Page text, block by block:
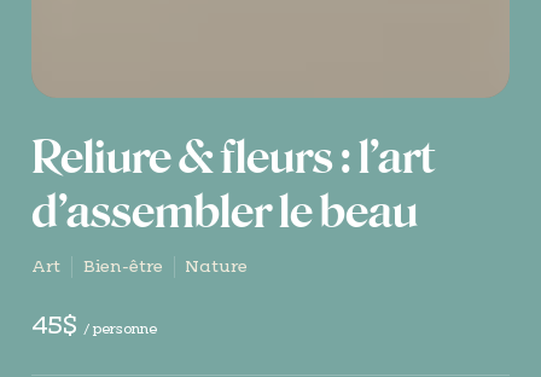
Reliure & fleurs : l’art
d’assembler le beau
Art Bien-être Nature
45$ / personne